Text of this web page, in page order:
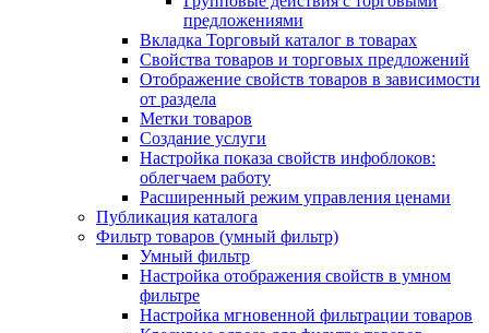
предложениями
Вкладка Торговый каталог в товарах
Свойства товаров и торговых предложений
Отображение свойств товаров в зависимости
от раздела
Метки товаров
Создание услуги
Настройка показа свойств инфоблоков:
облегчаем работу
Расширенный режим управления ценами
Публикация каталога
Фильтр товаров (умный фильтр)
Умный фильтр
Настройка отображения свойств в умном
фильтре
Настройка мгновенной фильтрации товаров